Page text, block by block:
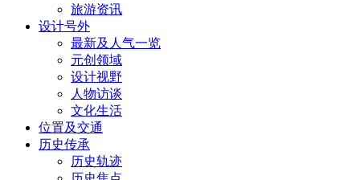
旅游资讯
设计号外
最新及人气一览
元创领域
设计视野
人物访谈
文化生活
位置及交通
历史传承
历史轨迹